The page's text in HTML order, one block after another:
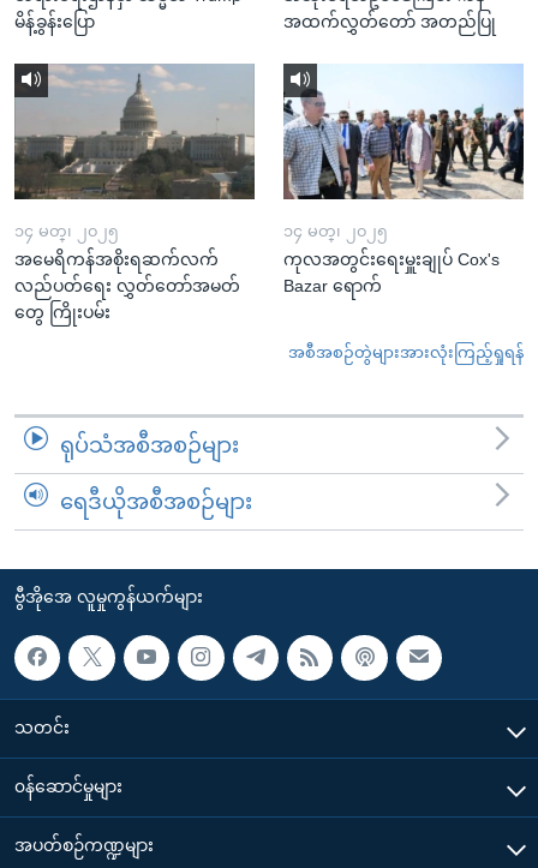
မိန့်ခွန်းပြော
အထက်လွှတ်တော် အတည်ပြု
၁၄ မတ္၊ ၂၀၂၅
အမေရိကန်အစိုးရဆက်လက်
လည်ပတ်ရေး လွှတ်တော်အမတ်
တွေ ကြိုးပမ်း
၁၄ မတ္၊ ၂၀၂၅
ကုလအတွင်းရေးမှူးချုပ် Cox's
Bazar ရောက်
အစီအစဉ်တွဲများအားလုံးကြည့်ရှုရန်
ရုပ်သံအစီအစဉ်များ
ရေဒီယိုအစီအစဉ်များ
ဗွီအိုအေ လူမှုကွန်ယက်များ
သတင်း
၀န်ဆောင်မှုများ
အပတ်စဉ်ကဏ္ဍများ